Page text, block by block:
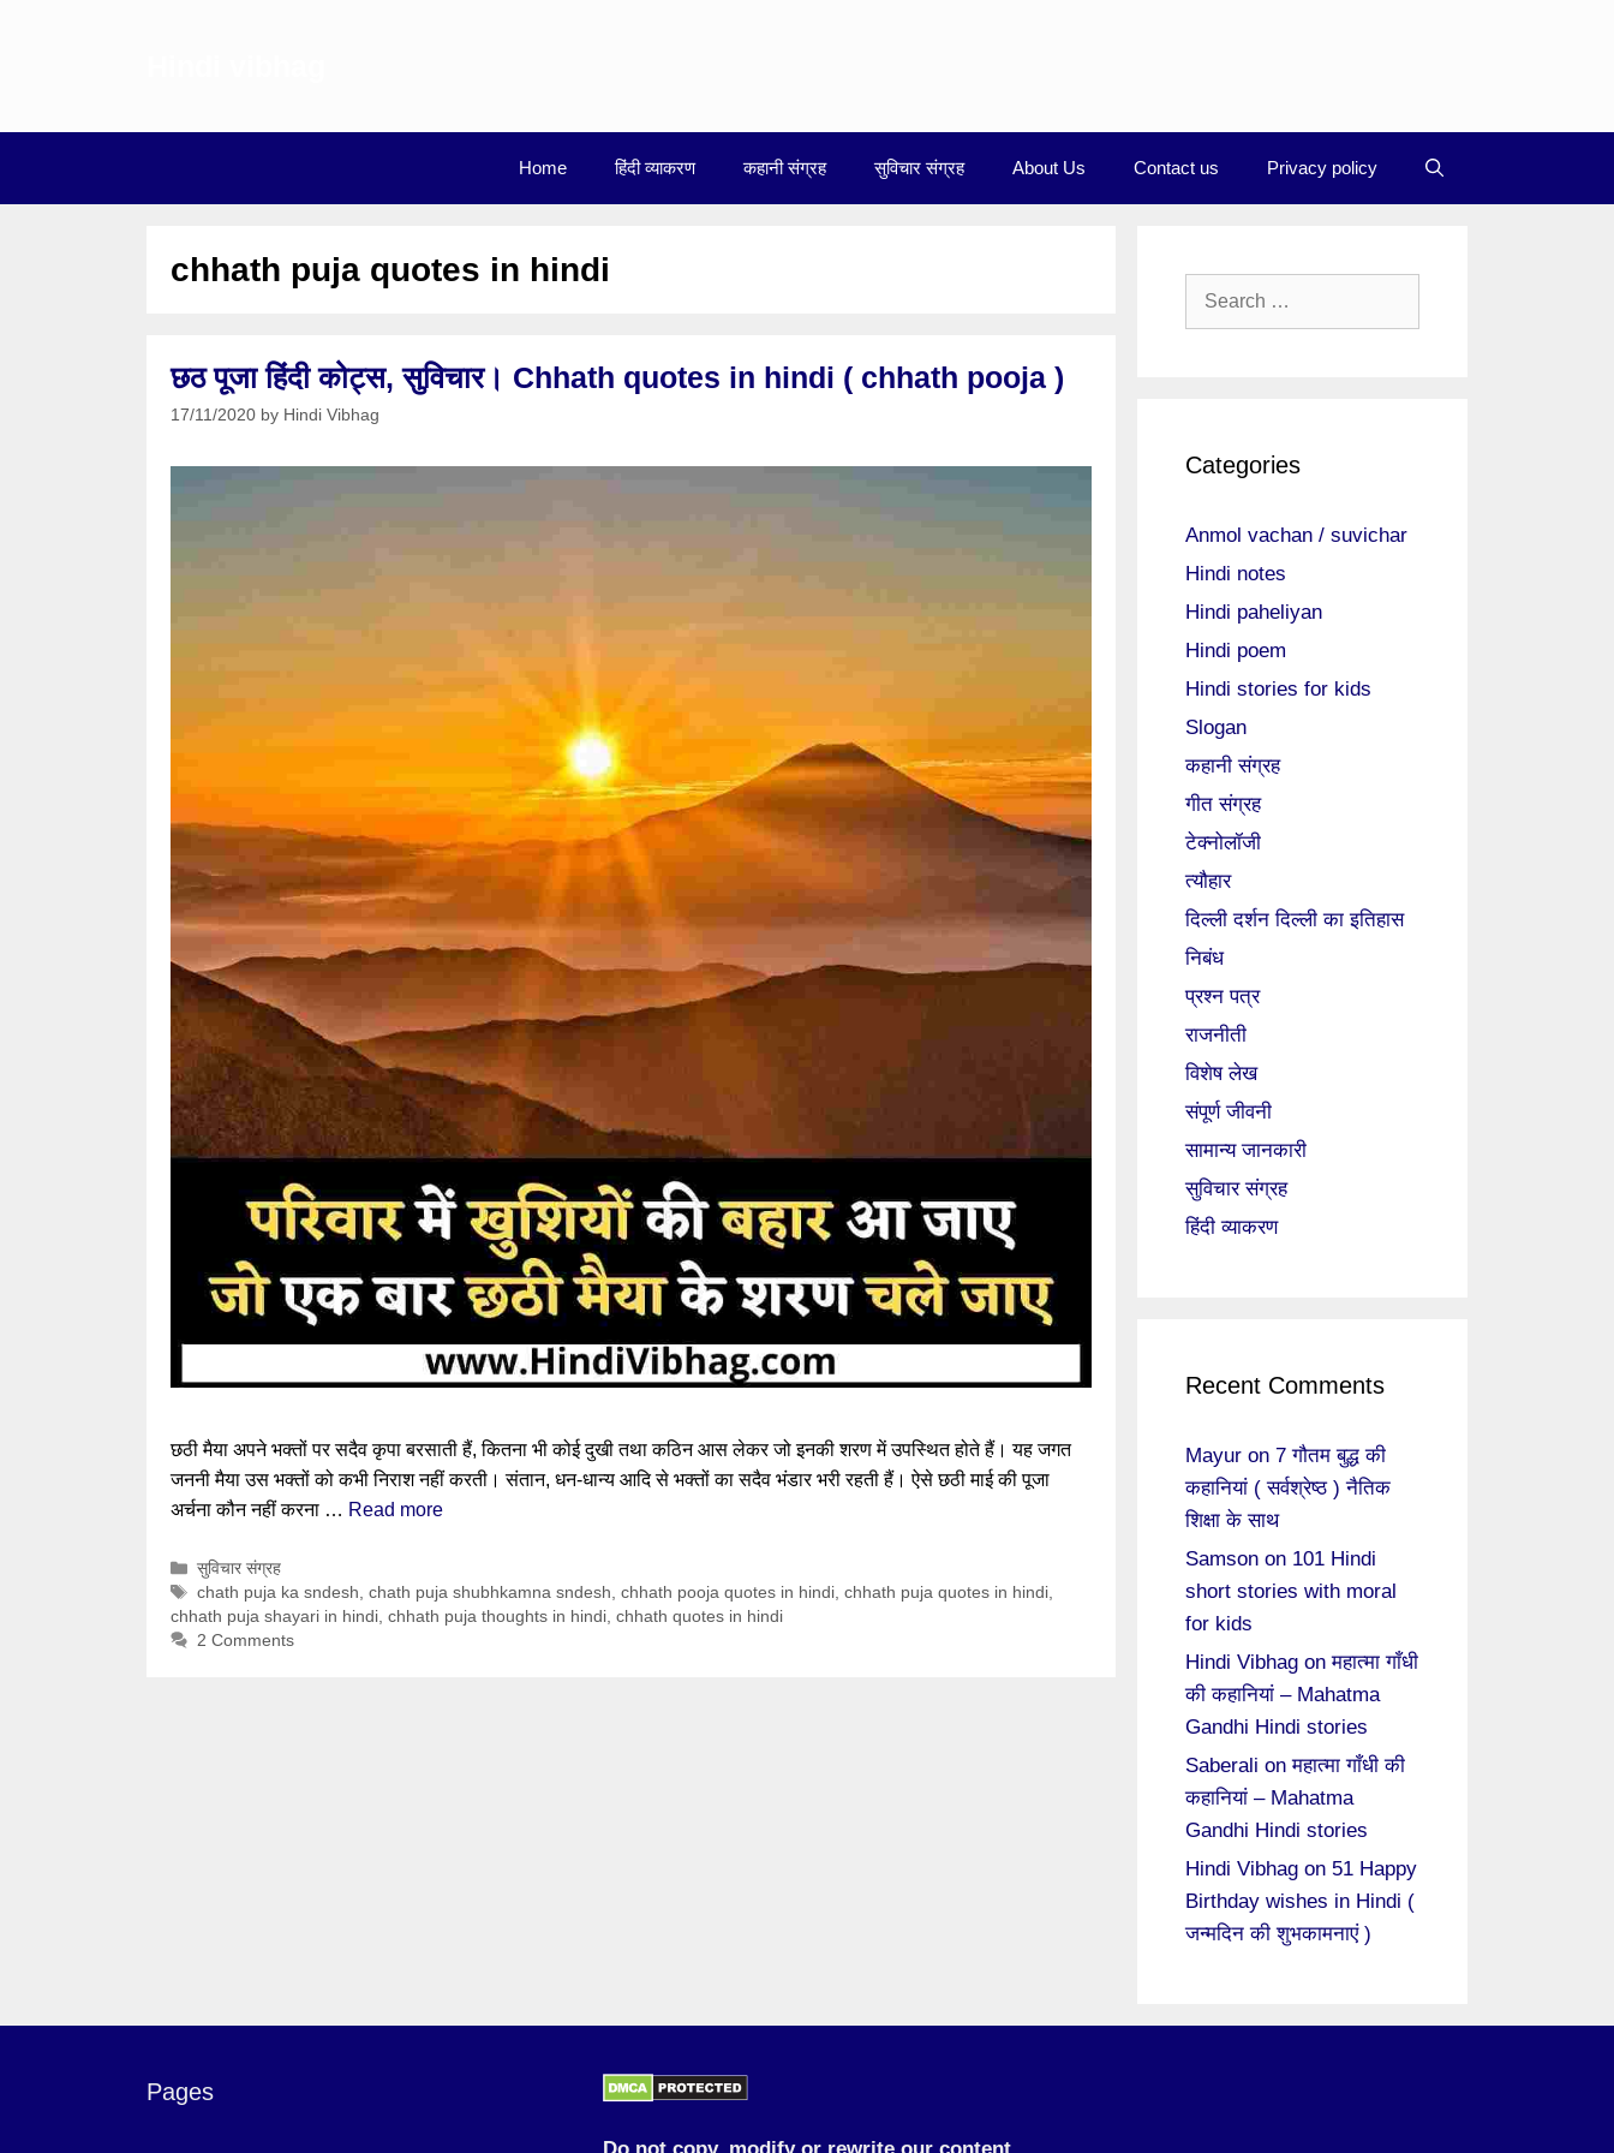
Home हिंदी व्याकरण कहानी संग्रह सुविचार संग्रह About Us Contact us Privacy policy
chhath puja quotes in hindi
छठ पूजा हिंदी कोट्स, सुविचार। Chhath quotes in hindi ( chhath pooja )
17/11/2020 by Hindi Vibhag
छठी मैया अपने भक्तों पर सदैव कृपा बरसाती हैं, कितना भी कोई दुखी तथा कठिन आस लेकर जो इनकी शरण में उपस्थित होते हैं। यह जगत
जननी मैया उस भक्तों को कभी निराश नहीं करती। संतान, धन-धान्य आदि से भक्तों का सदैव भंडार भरी रहती हैं। ऐसे छठी माई की पूजा
अर्चना कौन नहीं करना … Read more
Categories
सुविचार संग्रह
Tags
chath puja ka sndesh chath puja shubhkamna sndesh chhath pooja quotes in hindi, chhath puja quotes in hindi,
chhath puja shayari in hindi chhath puja thoughts in hindi chhath quotes in hindi
2 Comments
Search
Categories
Anmol vachan / suvichar
Hindi notes
Hindi paheliyan
Hindi poem
Hindi stories for kids
Slogan
कहानी संग्रह
गीत संग्रह
टेक्नोलॉजी
त्यौहार
दिल्ली दर्शन दिल्ली का इतिहास
निबंध
प्रश्न पत्र
राजनीती
विशेष लेख
संपूर्ण जीवनी
सामान्य जानकारी
सुविचार संग्रह
हिंदी व्याकरण
Recent Comments
Mayur on 7 गौतम बुद्ध की
कहानियां ( सर्वश्रेष्ठ ) नैतिक
शिक्षा के साथ
Samson on 101 Hindi
short stories with moral
for kids
Hindi Vibhag onमहात्मा गाँधी
की कहानियां – Mahatma
Gandhi Hindi stories
Saberali onमहात्मा गाँधी की
कहानियां – Mahatma
Gandhi Hindi stories
Hindi Vibhag on 51 Happy
Birthday wishes in Hindi (
जन्मदिन की शुभकामनाएं )
Pages